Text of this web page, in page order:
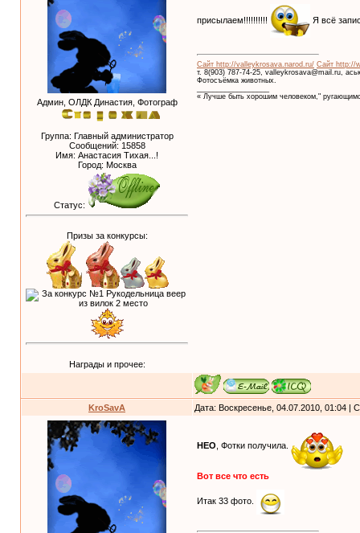
Админ, ОЛДК Династия, Фотограф
Группа: Главный администратор
Сообщений: 15858
Имя: Анастасия Тихая...!
Город: Москва
Статус:
Призы за конкурсы:
Награды и прочее:
присылаем!!!!!!!!!! Я всё
Сайт http://valleykrosava.narod.ru/ Сайт http://
т. 8(903) 787-74-25, valleykrosava@mail.ru,
Фотосъёмка животных.
« Лучше быть хорошим человеком,"
KroSavA Дата: Воскресенье, 04.07.2010, 01:04 |
НЕО , Фотки получила.
Вот все что есть
Итак 33 фото.